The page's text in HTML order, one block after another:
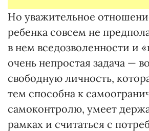
Но уважительное
ребенка совсем не
в нем вседозволенности и
очень непростая задача —
свободную личность,
тем способна к
самоконтролю, умеет
рамках и считаться с